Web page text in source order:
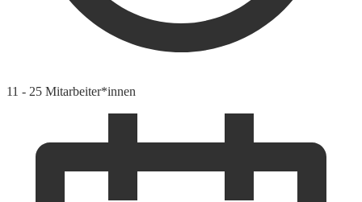
11 - 25 Mitarbeiter*innen